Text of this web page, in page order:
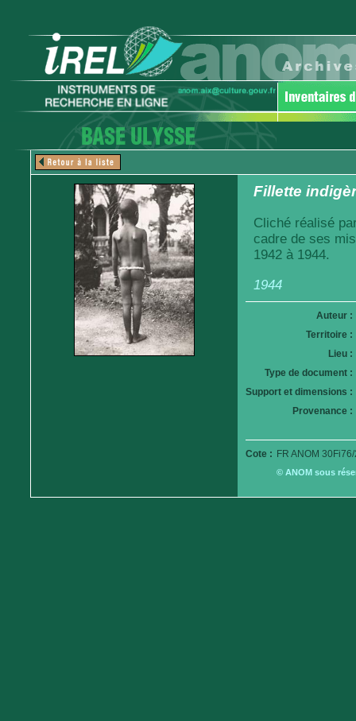
Fillette
Cliché réalisé
cadre de ses
1942 à 1944.
1944
Auteur :
Territoire :
Lieu :
Type de document :
Support et dimensions :
Provenance :
Cote : FR ANOM
© ANOM sous